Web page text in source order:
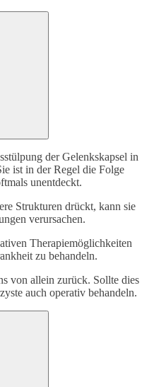
der Gelenkskapsel in
ist in der Regel die Folge
unentdeckt.
Strukturen drückt, kann sie
verursachen.
Therapiemöglichkeiten
zu behandeln.
von allein zurück. Sollte dies
auch operativ behandeln.